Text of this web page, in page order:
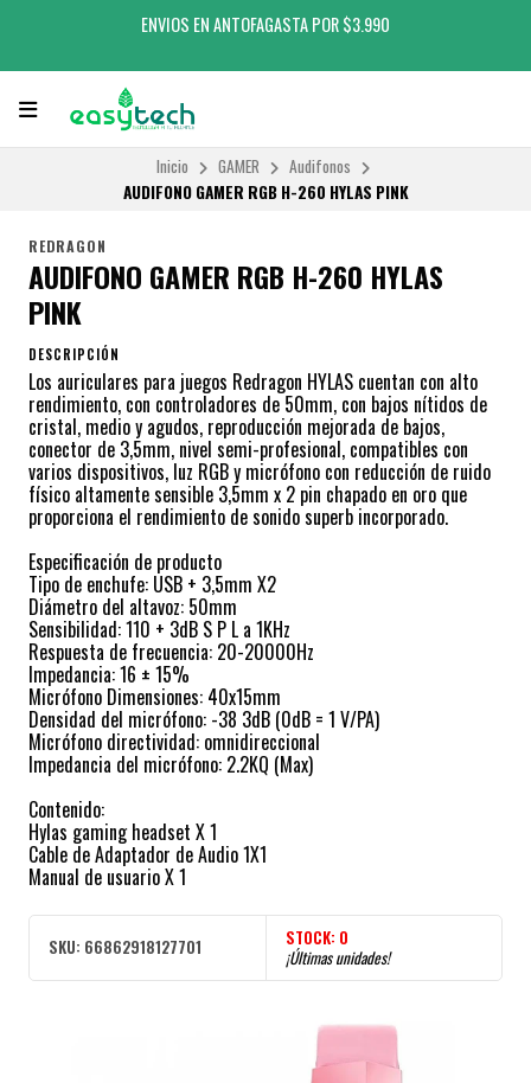
ENVIOS EN ANTOFAGASTA POR $3.990
Inicio GAMER
Audifonos
AUDIFONO GAMER RGB H-260 HYLAS PINK
REDRAGON
AUDIFONO GAMER RGB H-260 HYLAS
PINK
DESCRIPCIÓN
Los auriculares para juegos Redragon HYLAS cuentan con alto
rendimiento, con controladores de 50mm, con bajos nítidos de
cristal, medio y agudos, reproducción mejorada de bajos,
conector de 3,5mm, nivel semi-profesional, compatibles con
varios dispositivos, luz RGB y micrófono con reducción de ruido
físico altamente sensible 3,5mm x 2 pin chapado en oro que
proporciona el rendimiento de sonido superb incorporado.
Especificación de producto
Tipo de enchufe: USB + 3,5mm X2
Diámetro del altavoz: 50mm
Sensibilidad: 110 + 3dB S P L a 1KHz
Respuesta de frecuencia: 20-20000Hz
Impedancia: 16 ± 15%
Micrófono Dimensiones: 40x15mm
Densidad del micrófono: -38 3dB (0dB = 1 V/PA)
Micrófono directividad: omnidireccional
Impedancia del micrófono: 2.2KQ (Max)
Contenido:
Hylas gaming headset X 1
Cable de Adaptador de Audio 1X1
Manual de usuario X 1
SKU: 66862918127701 STOCK: 0
¡Últimas unidades!